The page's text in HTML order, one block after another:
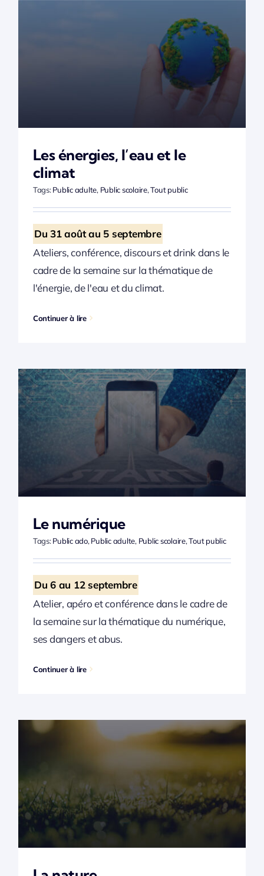
Les énergies, l’eau et le
climat
Tags:Public adulte, Public scolaire,Tout public
Du 31 août au 5 septembre
Ateliers, conférence, discours et drink dans le
cadre de la semaine sur la thématique de
l'énergie, de l'eau et du climat.
Continuer à lire
Le numérique
Tags:Public ado, Public adulte, Public scolaire,Tout public
Du 6 au 12 septembre
Atelier, apéro et conférence dans le cadre de
la semaine sur la thématique du numérique,
ses dangers et abus.
Continuer à lire